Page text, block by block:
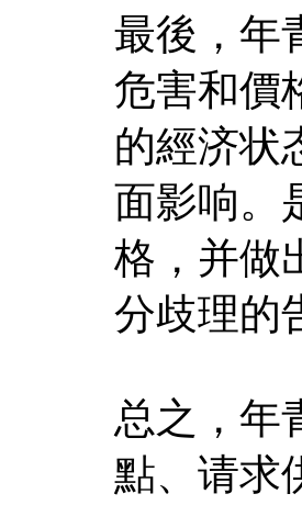
最後，年
危害和價
的經济状
面影响。
格，并做
分歧理的
总之，年
點、请求